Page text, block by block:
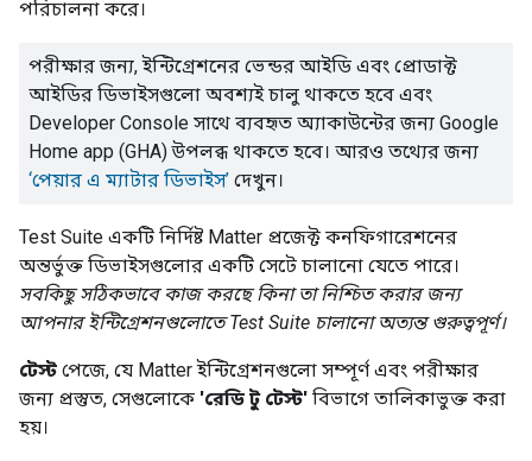
পরিচালনা করে।
পরীক্ষার জন্য, ইন্টিগ্রেশনের ভেন্ডর আইডি এবং প্রোডাক্ট
আইডির ডিভাইসগুলো অবশ্যই চালু থাকতে হবে এবং
Developer Console সাথে ব্যবহৃত অ্যাকাউন্টের জন্য Google
Home app (GHA)উপলব্ধ থাকতে হবে। আরও তথ্যের জন্য
‘পেয়ার এ ম্যাটার ডিভাইস’ দেখুন।
Test Suite একটি নির্দিষ্ট Matter প্রজেক্ট কনফিগারেশনের
অন্তর্ভুক্ত ডিভাইসগুলোর একটি সেটে চালানো যেতে পারে।
সবকিছু সঠিকভাবে কাজ করছে কিনা তা নিশ্চিত করার জন্য
আপনার ইন্টিগ্রেশনগুলোতেTest Suite চালানো অত্যন্ত গুরুত্বপূর্ণ।
টেস্ট পেজে, যে Matterইন্টিগ্রেশনগুলো সম্পূর্ণ এবং পরীক্ষার
জন্য প্রস্তুত, সেগুলোকে 'রেডি টু টেস্ট' বিভাগে তালিকাভুক্ত করা
হয়।